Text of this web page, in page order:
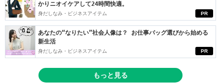
PR
かりニオイケアして24時間快適。
身だしなみ・ビジネスアイテム
PR
あなたの“なりたい”社会人像は？ お仕事バッグ選びから始める
新生活
身だしなみ・ビジネスアイテム
もっと見る